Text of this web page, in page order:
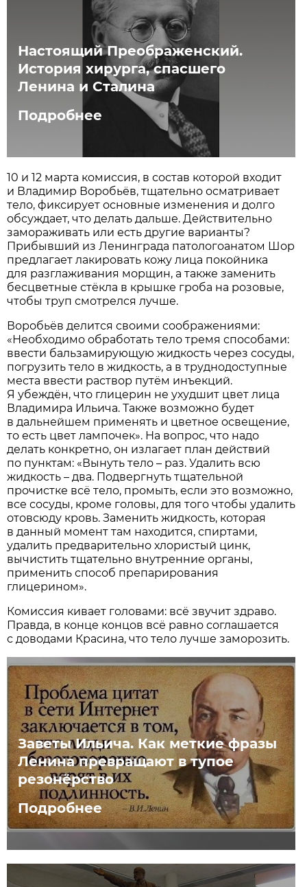
Настоящий Преображенский.
История хирурга, спасшего
Ленина и Сталина
Подробнее
10 и 12 марта комиссия, в состав которой входит
и Владимир Воробьёв, тщательно осматривает
тело, фиксирует основные изменения и долго
обсуждает, что делать дальше. Действительно
замораживать или есть другие варианты?
Прибывший из Ленинграда патологоанатом Шор
предлагает лакировать кожу лица покойника
для разглаживания морщин, а также заменить
бесцветные стёкла в крышке гроба на розовые,
чтобы труп смотрелся лучше.
Воробьёв делится своими соображениями:
«Необходимо обработать тело тремя способами:
ввести бальзамирующую жидкость через сосуды,
погрузить тело в жидкость, а в труднодоступные
места ввести раствор путём инъекций.
Я убеждён, что глицерин не ухудшит цвет лица
Владимира Ильича. Также возможно будет
в дальнейшем применять и цветное освещение,
то есть цвет лампочек». На вопрос, что надо
делать конкретно, он излагает план действий
по пунктам: «Вынуть тело – раз. Удалить всю
жидкость – два. Подвергнуть тщательной
прочистке всё тело, промыть, если это возможно,
все сосуды, кроме головы, для того чтобы удалить
отовсюду кровь. Заменить жидкость, которая
в данный момент там находится, спиртами,
удалить предварительно хлористый цинк,
вычистить тщательно внутренние органы,
применить способ препарирования
глицерином».
Комиссия кивает головами: всё звучит здраво.
Правда, в конце концов всё равно соглашается
с доводами Красина, что тело лучше заморозить.
Заветы Ильича. Как меткие фразы
Ленина превращают в тупое
резонёрство
Подробнее